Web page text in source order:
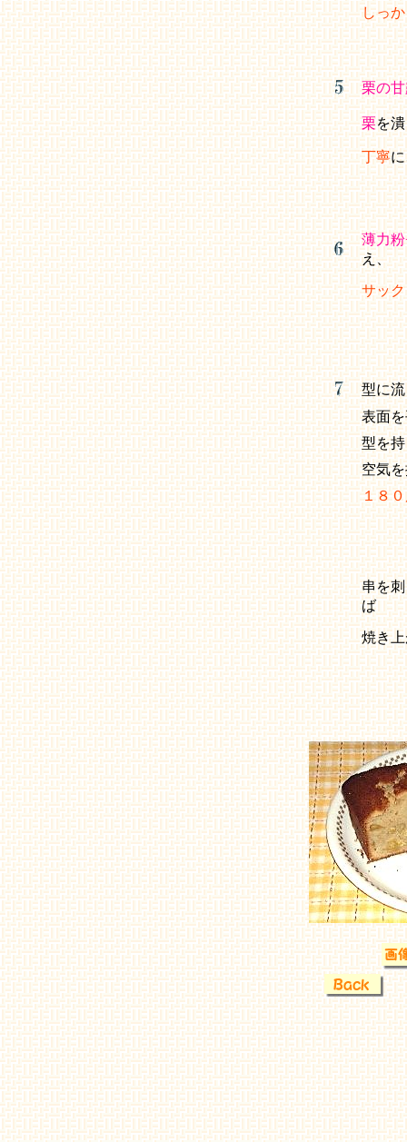
しっ
栗の
栗を
丁寧
薄力粉
え、
サッ
型に
表面
型を
空気
１８
串を
ば
焼き